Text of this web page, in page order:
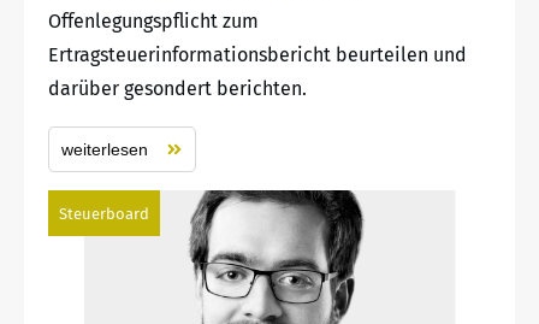
Offenlegungspflicht zum
Ertragsteuerinformationsbericht beurteilen und
darüber gesondert berichten.
weiterlesen
Steuerboard